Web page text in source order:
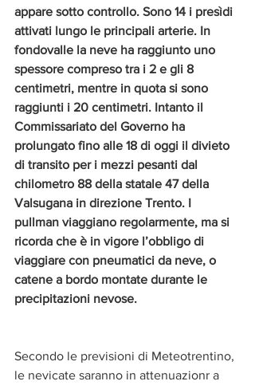
appare sotto controllo. Sono 14 i presìdi
attivati lungo le principali arterie. In
fondovalle la neve ha raggiunto uno
spessore compreso tra i 2 e gli 8
centimetri, mentre in quota si sono
raggiunti i 20 centimetri. Intanto il
Commissariato del Governo ha
prolungato fino alle 18 di oggi il divieto
di transito per i mezzi pesanti dal
chilometro 88 della statale 47 della
Valsugana in direzione Trento. I
pullman viaggiano regolarmente, ma si
ricorda che è in vigore l’obbligo di
viaggiare con pneumatici da neve, o
catene a bordo montate durante le
precipitazioni nevose.
Secondo le previsioni di Meteotrentino,
le nevicate saranno in attenuazionr a